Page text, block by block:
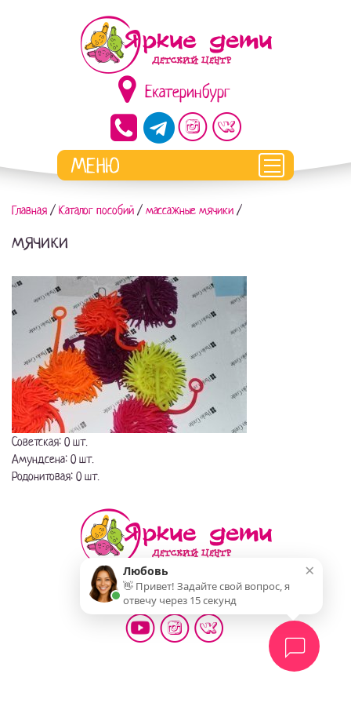
Екатеринбург
Главная / Каталог пособий / массажные мячики /
мячики
Советская: 0 шт.
Амундсена: 0 шт.
Родонитовая: 0 шт.
Мы делаем жизнь детей ярче!
×
Любовь
👋 Привет! Задайте свой вопрос, я
отвечу через 15 секунд